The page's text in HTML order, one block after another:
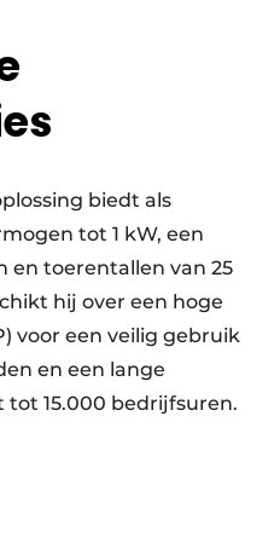
biedt als
tot 1 kW, een
en toerentallen van 25
hij over een hoge
voor een veilig gebruik
en een lange
tot 15.000 bedrijfsuren.